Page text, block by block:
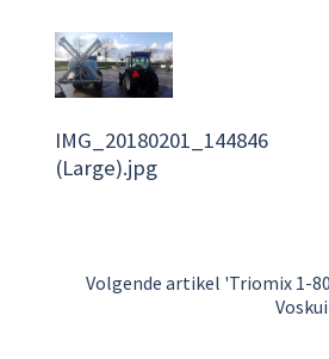
IMG_20180201_144846
(Large).jpg
Volgende artikel 'Triomix 1-